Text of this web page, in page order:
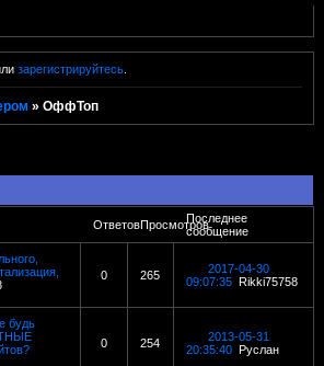
зарегистрируйтесь
»ОффТоп
ОтветовПросмотровПоследнее
сообщение
0 265
2017-04-30
09:07:35
Rikki75758
будь
0 254
2013-05-31
20:35:40
Руслан